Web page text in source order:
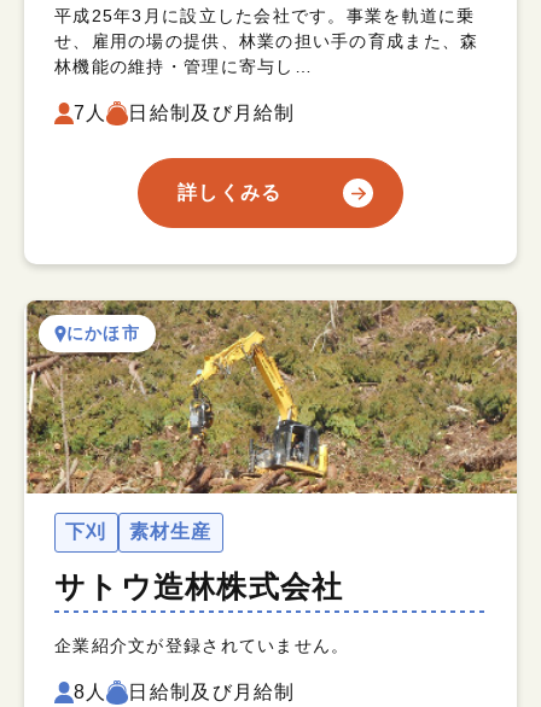
平成25年3月に設立した会社です。事業を軌道に乗
せ、雇用の場の提供、林業の担い手の育成また、森
林機能の維持・管理に寄与し…
7人 日給制及び月給制
詳しくみる
にかほ市
下刈 素材生産
サトウ造林株式会社
企業紹介文が登録されていません。
8人 日給制及び月給制